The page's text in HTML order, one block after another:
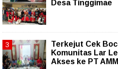
Desa Tinggimae
Terkejut Cek
Komunitas Lar
Akses ke PT